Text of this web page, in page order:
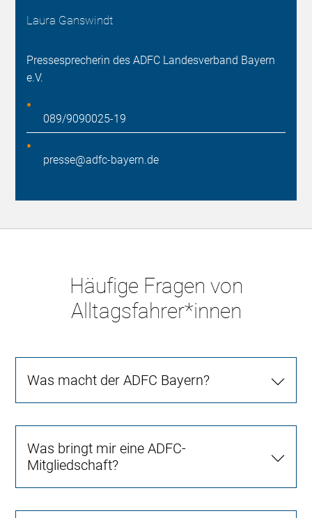
Laura Ganswindt
Pressesprecherin des ADFC Landesverband Bayern
e.V.
089/9090025-19
presse@adfc-bayern.de
Häufige Fragen von
Alltagsfahrer*innen
Was macht der ADFC Bayern?
Was bringt mir eine ADFC-
Mitgliedschaft?